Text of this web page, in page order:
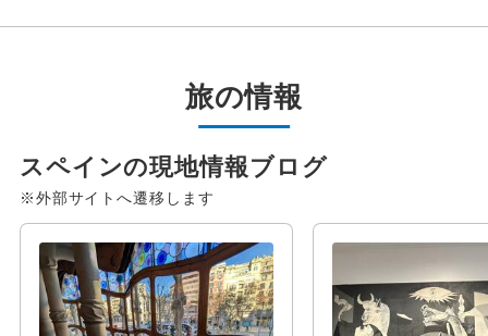
旅の情報
スペインの現地情報ブログ
※外部サイトへ遷移します